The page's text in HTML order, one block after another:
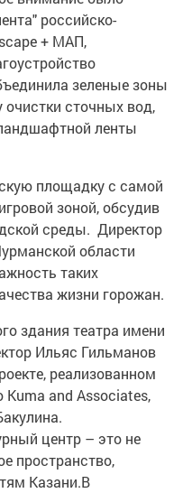
российско-
+ MAП,
зеленые зоны
сточных вод,
ленты
площадку с самой
зоной, обсудив
среды. Директор
области
таких
жизни горожан.
здания театра имени
Ильяс Гильманов
реализованном
Kuma and Associates,
центр – это не
пространство,
Казани.В